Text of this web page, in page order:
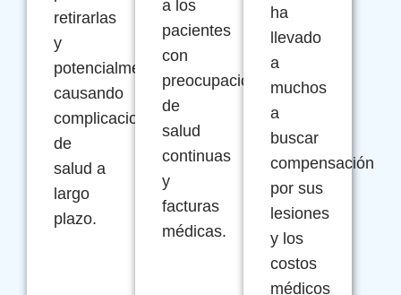
retirarlas
y
potencialmente
causando
complicaciones
de
salud a
largo
plazo.
a los
pacientes
con
preocupaciones
de
salud
continuas
y
facturas
médicas.
ha
llevado
a
muchos
a
buscar
compensación
por sus
lesiones
y los
costos
médicos